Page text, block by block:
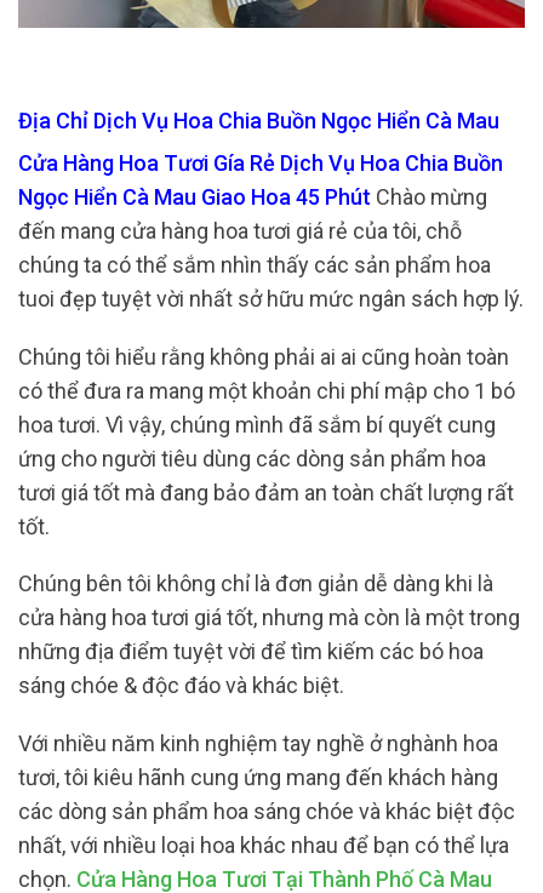
Địa Chỉ Dịch Vụ Hoa Chia Buồn Ngọc Hiển Cà Mau
Cửa Hàng Hoa Tươi Gía Rẻ Dịch Vụ Hoa Chia Buồn
Ngọc Hiển Cà Mau Giao Hoa 45 Phút Chào mừng
đến mang cửa hàng hoa tươi giá rẻ của tôi, chỗ
chúng ta có thể sắm nhìn thấy các sản phẩm hoa
tuoi đẹp tuyệt vời nhất sở hữu mức ngân sách hợp lý.
Chúng tôi hiểu rằng không phải ai ai cũng hoàn toàn
có thể đưa ra mang một khoản chi phí mập cho 1 bó
hoa tươi. Vì vậy, chúng mình đã sắm bí quyết cung
ứng cho người tiêu dùng các dòng sản phẩm hoa
tươi giá tốt mà đang bảo đảm an toàn chất lượng rất
tốt.
Chúng bên tôi không chỉ là đơn giản dễ dàng khi là
cửa hàng hoa tươi giá tốt, nhưng mà còn là một trong
những địa điểm tuyệt vời để tìm kiếm các bó hoa
sáng chóe & độc đáo và khác biệt.
Với nhiều năm kinh nghiệm tay nghề ở nghành hoa
tươi, tôi kiêu hãnh cung ứng mang đến khách hàng
các dòng sản phẩm hoa sáng chóe và khác biệt độc
nhất, với nhiều loại hoa khác nhau để bạn có thể lựa
chọn. Cửa Hàng Hoa Tươi Tại Thành Phố Cà Mau